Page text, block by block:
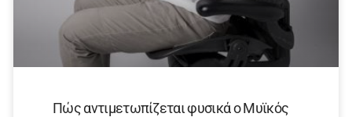
Πώς αντιμετωπίζεται φυσικά ο Μυϊκός